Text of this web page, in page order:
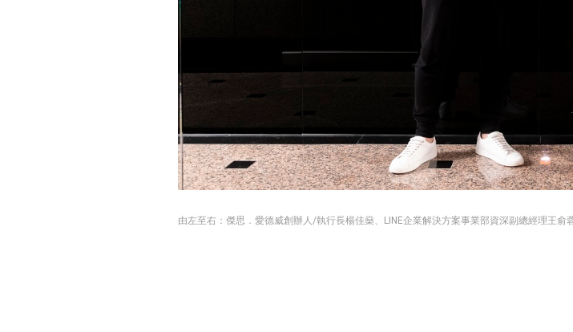
由左至右：傑思．愛德威創辦人/執行長楊佳燊、LINE企業解決方案事業部資深副總經理王俞